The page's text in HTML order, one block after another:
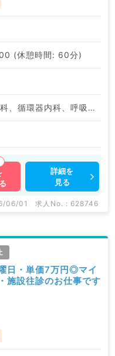
(休憩時間: 60分)
神経内科、一般内科、循環器内科、呼吸器内科、消化器内科、内分泌・代謝内科、腎臓内科、老年内科、血液内科、膠原病科
詳細を
見る
06/01 求人No. : 628746
日・単価7万円◎マイ
施設往診のお仕事です